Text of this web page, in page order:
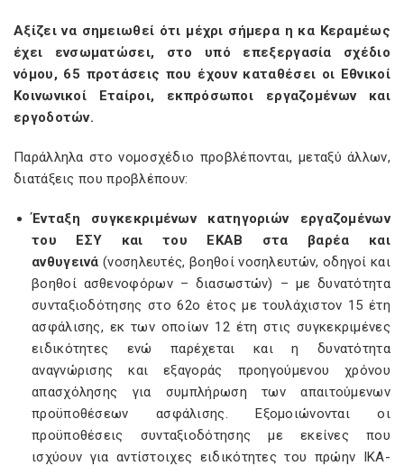
Αξίζει να σημειωθεί ότι μέχρι σήμερα η κα Κεραμέως
έχει ενσωματώσει, στο υπό επεξεργασία σχέδιο
νόμου, 65 προτάσεις που έχουν καταθέσει οι Εθνικοί
Κοινωνικοί Εταίροι, εκπρόσωποι εργαζομένων και
εργοδοτών.
Παράλληλα στο νομοσχέδιο προβλέπονται, μεταξύ άλλων,
διατάξεις που προβλέπουν:
Ένταξη συγκεκριμένων κατηγοριών εργαζομένων
του ΕΣΥ και του ΕΚΑΒ στα βαρέα και
ανθυγεινά (νοσηλευτές, βοηθοί νοσηλευτών, οδηγοί και
βοηθοί ασθενοφόρων – διασωστών) – με δυνατότητα
συνταξιοδότησης στο 62ο έτος με τουλάχιστον 15 έτη
ασφάλισης, εκ των οποίων 12 έτη στις συγκεκριμένες
ειδικότητες ενώ παρέχεται και η δυνατότητα
αναγνώρισης και εξαγοράς προηγούμενου χρόνου
απασχόλησης για συμπλήρωση των απαιτούμενων
προϋποθέσεων ασφάλισης. Εξομοιώνονται οι
προϋποθέσεις συνταξιοδότησης με εκείνες που
ισχύουν για αντίστοιχες ειδικότητες του πρώην ΙΚΑ-